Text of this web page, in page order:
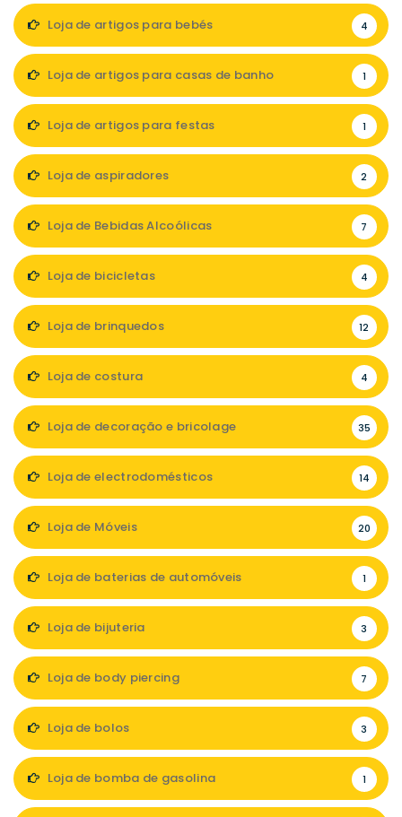
Loja de artigos para bebés 4
Loja de artigos para casas de banho 1
Loja de artigos para festas 1
Loja de aspiradores 2
Loja de Bebidas Alcoólicas 7
Loja de bicicletas 4
Loja de brinquedos 12
Loja de costura 4
Loja de decoração e bricolage 35
Loja de electrodomésticos 14
Loja de Móveis 20
Loja de baterias de automóveis 1
Loja de bijuteria 3
Loja de body piercing 7
Loja de bolos 3
Loja de bomba de gasolina 1